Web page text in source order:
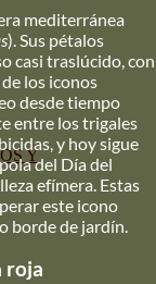
Y
mediterránea
). Sus pétalos
casi traslúcido, con
los iconos
desde tiempo
entre los trigales
y hoy sigue
del Día del
efímera. Estas
este icono
borde de jardín.
roja